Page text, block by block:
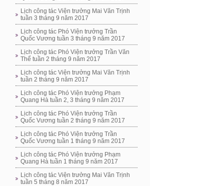
Lịch công tác Viện trưởng Mai Văn Trịnh
tuần 3 tháng 9 năm 2017
Lịch công tác Phó Viện trưởng Trần
Quốc Vương tuần 3 tháng 9 năm 2017
Lịch công tác Phó Viện trưởng Trần Văn
Thể tuần 2 tháng 9 năm 2017
Lịch công tác Viện trưởng Mai Văn Trịnh
tuần 2 tháng 9 năm 2017
Lịch công tác Phó Viện trưởng Phạm
Quang Hà tuần 2, 3 tháng 9 năm 2017
Lịch công tác Phó Viện trưởng Trần
Quốc Vương tuần 2 tháng 9 năm 2017
Lịch công tác Phó Viện trưởng Trần
Quốc Vương tuần 1 tháng 9 năm 2017
Lịch công tác Phó Viện trưởng Phạm
Quang Hà tuần 1 tháng 9 năm 2017
Lịch công tác Viện trưởng Mai Văn Trịnh
tuần 5 tháng 8 năm 2017